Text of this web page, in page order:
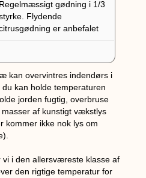
Regelmæssigt gødning i 1/3
Flydende
er anbefalet
kan overvintres indendørs i
kan holde temperaturen
jorden fugtig, overbruse
af kunstigt vækstlys
kommer ikke nok lys om
vi i den allersværeste klasse af
den rigtige temperatur for